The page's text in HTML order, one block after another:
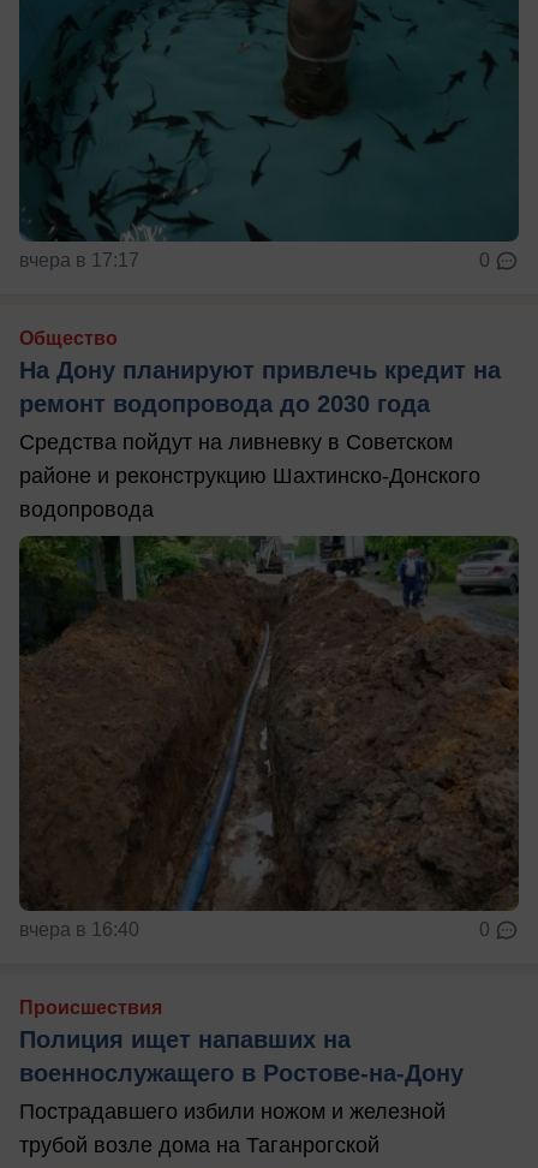
вчера в 17:17 0
Общество
На Дону планируют привлечь кредит на
ремонт водопровода до 2030 года
Средства пойдут на ливневку в Советском
районе и реконструкцию Шахтинско-Донского
водопровода
вчера в 16:40 0
Происшествия
Полиция ищет напавших на
военнослужащего в Ростове-на-Дону
Пострадавшего избили ножом и железной
трубой возле дома на Таганрогской